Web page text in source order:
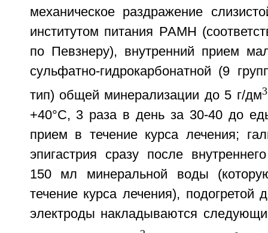
механическое раздражение
институтом питания РАМН
по Певзнеру), внутренний прием
сульфатно-гидрокарбонатной (9
тип) общей минерализации до 5 г/дм3
+40°С, 3 раза в день за 30-40 до
прием в течение курса лечения;
эпигастрия сразу после
150 мл минеральной воды
течение курса лечения), подогретой
электроды накладываются